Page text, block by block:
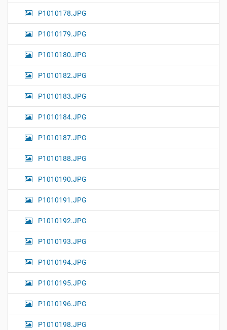
P1010178.JPG
P1010179.JPG
P1010180.JPG
P1010182.JPG
P1010183.JPG
P1010184.JPG
P1010187.JPG
P1010188.JPG
P1010190.JPG
P1010191.JPG
P1010192.JPG
P1010193.JPG
P1010194.JPG
P1010195.JPG
P1010196.JPG
P1010198.JPG